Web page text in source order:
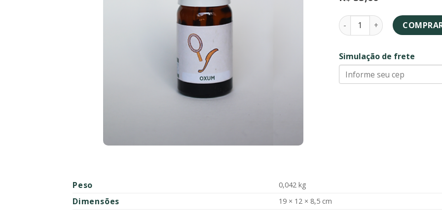
Oxum - fórmula floral
Simulação de frete
Peso 0,042 kg
Dimensões 19 × 12 × 8,5 cm